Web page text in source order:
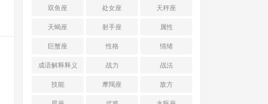
双鱼座 处女座 天秤座
天蝎座 射手座 属性
巨蟹座 性格 情绪
成语解释释义 战力 战法
技能 摩羯座 敌方